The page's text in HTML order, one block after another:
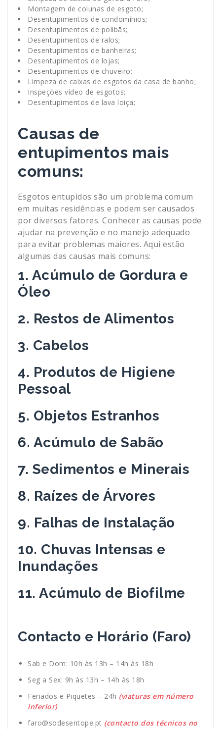
Montagem de colunas de esgoto;
Desentupimentos de condomínios;
Desentupimentos de polibãs;
Desentupimentos de ralos;
Desentupimentos de banheiras;
Desentupimentos de lojas;
Desentupimentos de chuveiro;
Limpeza de caixas de esgotos da casa de banho;
Inspeções vídeo de esgotos;
Desentupimentos de lava loiça;
Causas de
entupimentos mais
comuns:
Esgotos entupidos são um problema comum
em muitas residências e podem ser causados
por diversos fatores. Conhecer as causas pode
ajudar na prevenção e no manejo adequado
para evitar problemas maiores. Aqui estão
algumas das causas mais comuns:
1. Acúmulo de Gordura e
Óleo
2. Restos de Alimentos
3. Cabelos
4. Produtos de Higiene
Pessoal
5. Objetos Estranhos
6. Acúmulo de Sabão
7. Sedimentos e Minerais
8. Raízes de Árvores
9. Falhas de Instalação
10. Chuvas Intensas e
Inundações
11. Acúmulo de Biofilme
Contacto e Horário (Faro)
Sab e Dom: 10h às 13h – 14h às 18h
Seg a Sex: 9h às 13h – 14h às 18h
Feriados e Piquetes – 24h (viaturas em número
inferior)
faro@sodesentope.pt (contacto dos técnicos no